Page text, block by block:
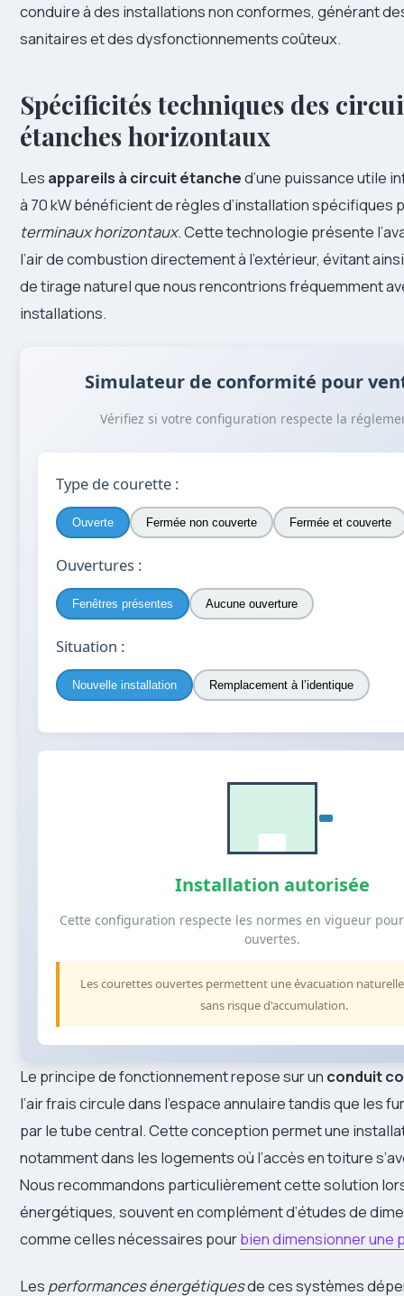
conduire à des installations non conformes, générant
sanitaires et des dysfonctionnements coûteux.
Spécificités techniques des
étanches horizontaux
Les appareils à circuit étanched’une puissance utile
à 70 kW bénéficient de règles d’installation spécifiques
terminaux horizontaux. Cette technologie présente
l’air de combustion directement à l’extérieur, évitant
de tirage naturel que nous rencontrions fréquemment
installations.
Simulateur de conformité pour
Vérifiez si votre configuration respecte la
Type de courette :
Ouverte Fermée non couverte Fermée et couverte
Ouvertures :
Fenêtres présentes Aucune ouverture
Situation :
Nouvelle installation Remplacement à l’identique
Installation autorisée
Cette configuration respecte les normes en vigueur
ouvertes.
Les courettes ouvertes permettent une évacuation
sans risque d'accumulation.
Le principe de fonctionnement repose sur un conduit
l’air frais circule dans l’espace annulaire tandis que les
par le tube central. Cette conception permet une
notamment dans les logements où l’accès en toiture
Nous recommandons particulièrement cette solution
énergétiques, souvent en complément d’études de
comme celles nécessaires pourbien dimensionner une
Les performances énergétiquesde ces systèmes